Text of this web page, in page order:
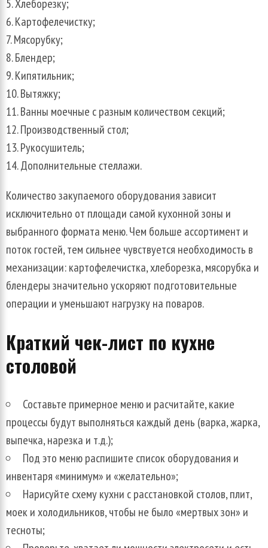
Хлеборезку;
Картофелечистку;
Мясорубку;
Блендер;
Кипятильник;
Вытяжку;
Ванны моечные с разным количеством секций;
Производственный стол;
Рукосушитель;
Дополнительные стеллажи.
Количество закупаемого оборудования зависит
исключительно от площади самой кухонной зоны и
выбранного формата меню. Чем больше ассортимент и
поток гостей, тем сильнее чувствуется необходимость в
механизации: картофелечистка, хлеборезка, мясорубка и
блендеры значительно ускоряют подготовительные
операции и уменьшают нагрузку на поваров.
Краткий чек-лист по кухне
столовой
Составьте примерное меню и расчитайте, какие
процессы будут выполняться каждый день (варка, жарка,
выпечка, нарезка и т.д.);
Под это меню распишите список оборудования и
инвентаря «минимум» и «желательно»;
Нарисуйте схему кухни с расстановкой столов, плит,
моек и холодильников, чтобы не было «мертвых зон» и
тесноты;